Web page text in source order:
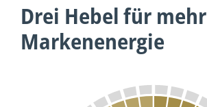
Drei Hebel für mehr
Markenenergie